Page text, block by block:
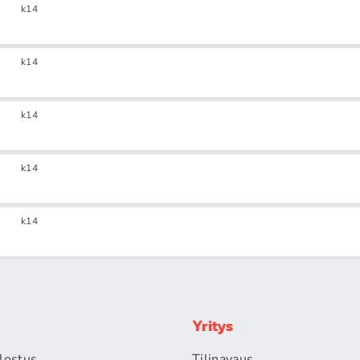
k14
k14
k14
k14
k14
Yritys